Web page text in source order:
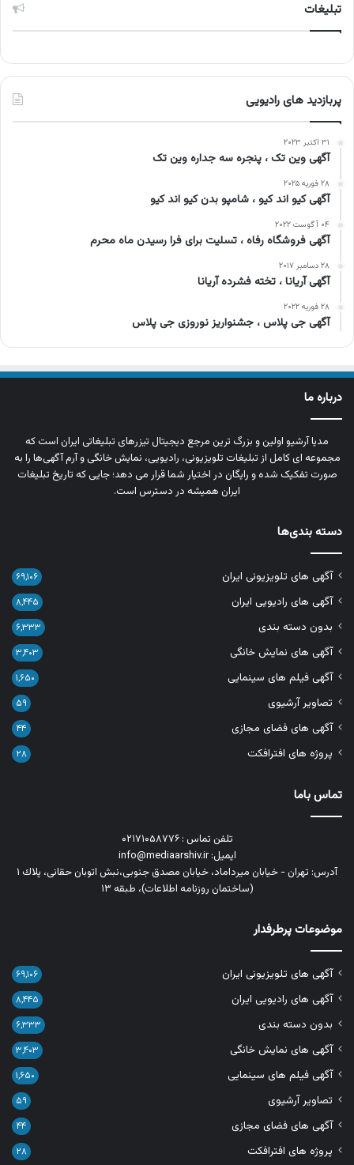
تبلیغات
پربازدید های رادیویی
۳۱ اکتبر ۲۰۲۳
آگهی وین تک ، پنجره سه جداره وین تک
۲۸ فوریه ۲۰۲۵
آگهی کیو اند کیو ، شامپو بدن کیو اند کیو
۰۴ آگوست ۲۰۲۲
آگهی فروشگاه رفاه ، تسلیت برای فرا رسیدن ماه محرم
۲۸ دسامبر ۲۰۱۷
آگهی آریانا ، تخته فشرده آریانا
۲۸ فوریه ۲۰۲۲
آگهی جی پلاس ، جشنواریز نوروزی جی پلاس
درباره ما
مدیا آرشیو اولین و بزرگ‌ ترین مرجع دیجیتال تیزرهای تبلیغاتی ایران است که
مجموعه‌ ای کامل از تبلیغات تلویزیونی، رادیویی، نمایش خانگی و آرم‌ آگهی‌ها را به‌
صورت تفکیک‌ شده و رایگان در اختیار شما قرار می‌ دهد؛ جایی که تاریخ تبلیغات
ایران همیشه در دسترس است.
دسته بندی‌ها
آگهی های تلویزیونی ایران ۶۹,۱۰۶
آگهی های رادیویی ایران ۸,۴۴۵
بدون دسته بندی ۶,۳۳۳
آگهی های نمایش خانگی ۳,۴۰۳
آگهی فیلم های سینمایی ۱,۶۵۰
تصاویر آرشیوی ۵۹
آگهی های فضای مجازی ۴۴
پروژه های افترافکت ۲۸
تماس باما
تلفن تماس : ۰۲۱۷۱۰۵۸۷۷۶
ایمیل: info@mediaarshiv.ir
آدرس: تهران - خیابان میرداماد، خیابان مصدق جنوبی،نبش اتوبان حقانی، پلاك ١
(ساختمان روزنامه اطلاعات)، طبقه ۱۳
موضوعات پرطرفدار
آگهی های تلویزیونی ایران ۶۹,۱۰۶
آگهی های رادیویی ایران ۸,۴۴۵
بدون دسته بندی ۶,۳۳۳
آگهی های نمایش خانگی ۳,۴۰۳
آگهی فیلم های سینمایی ۱,۶۵۰
تصاویر آرشیوی ۵۹
آگهی های فضای مجازی ۴۴
پروژه های افترافکت ۲۸